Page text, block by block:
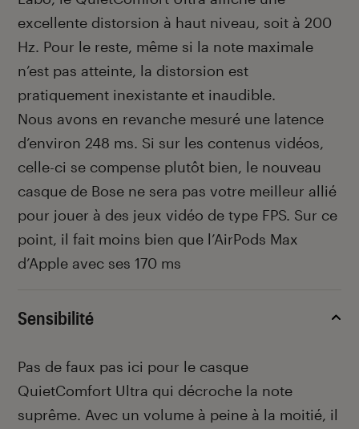
excellente distorsion à haut niveau, soit à 200
Hz. Pour le reste, même si la note maximale
n’est pas atteinte, la distorsion est
pratiquement inexistante et inaudible.
Nous avons en revanche mesuré une latence
d’environ 248 ms. Si sur les contenus vidéos,
celle-ci se compense plutôt bien, le nouveau
casque de Bose ne sera pas votre meilleur allié
pour jouer à des jeux vidéo de type FPS. Sur ce
point, il fait moins bien que l’AirPods Max
d’Apple avec ses 170 ms
Sensibilité
Pas de faux pas ici pour le casque
QuietComfort Ultra qui décroche la note
suprême. Avec un volume à peine à la moitié, il